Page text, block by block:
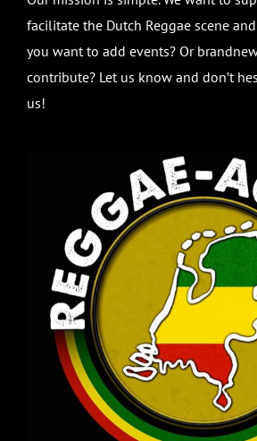
facilitate the Dutch Reggae scene
you want to add events? Or
contribute? Let us know and don’t
us!